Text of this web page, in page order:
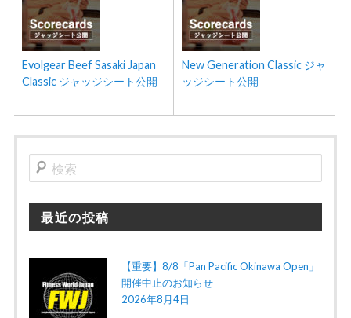
Evolgear Beef Sasaki Japan
Classic ジャッジシート公開
New Generation Classic ジャ
ッジシート公開
検
索
最近の投稿
【重要】8/8「Pan Pacific Okinawa Open」
開催中止のお知らせ
2026年8月4日